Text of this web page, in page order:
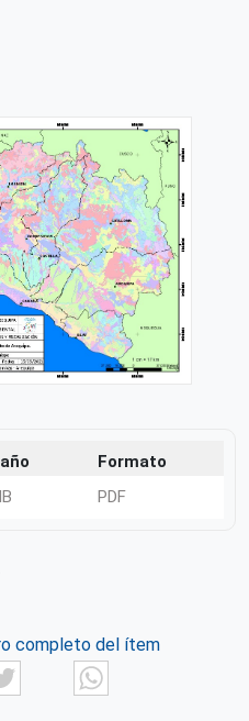
Formato
PDF
completo del ítem
Twitter